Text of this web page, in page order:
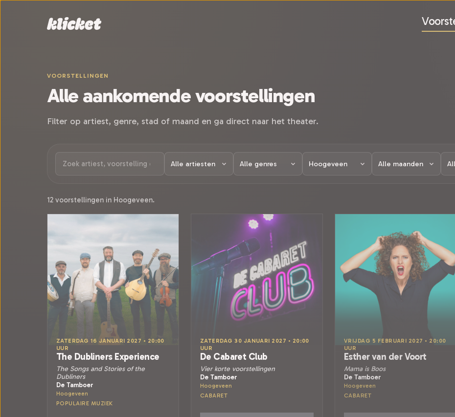
VOORSTELLINGEN
Alle aankomende voorstellingen
Filter op artiest, genre, stad of maand en ga direct naar het theater.
12 voorstellingen in Hoogeveen.
ZATERDAG 16 JANUARI 2027 • 20:00
UUR
The Dubliners Experience
The Songs and Stories of the
Dubliners
De Tamboer
Hoogeveen
POPULAIRE MUZIEK
ZATERDAG 30 JANUARI 2027 • 20:00
UUR
De Cabaret Club
Vier korte voorstellingen
De Tamboer
Hoogeveen
CABARET
VRIJDAG 5 FEBRUARI 2027 • 20:00
UUR
Esther van der Voort
Mama is Boos
De Tamboer
Hoogeveen
CABARET